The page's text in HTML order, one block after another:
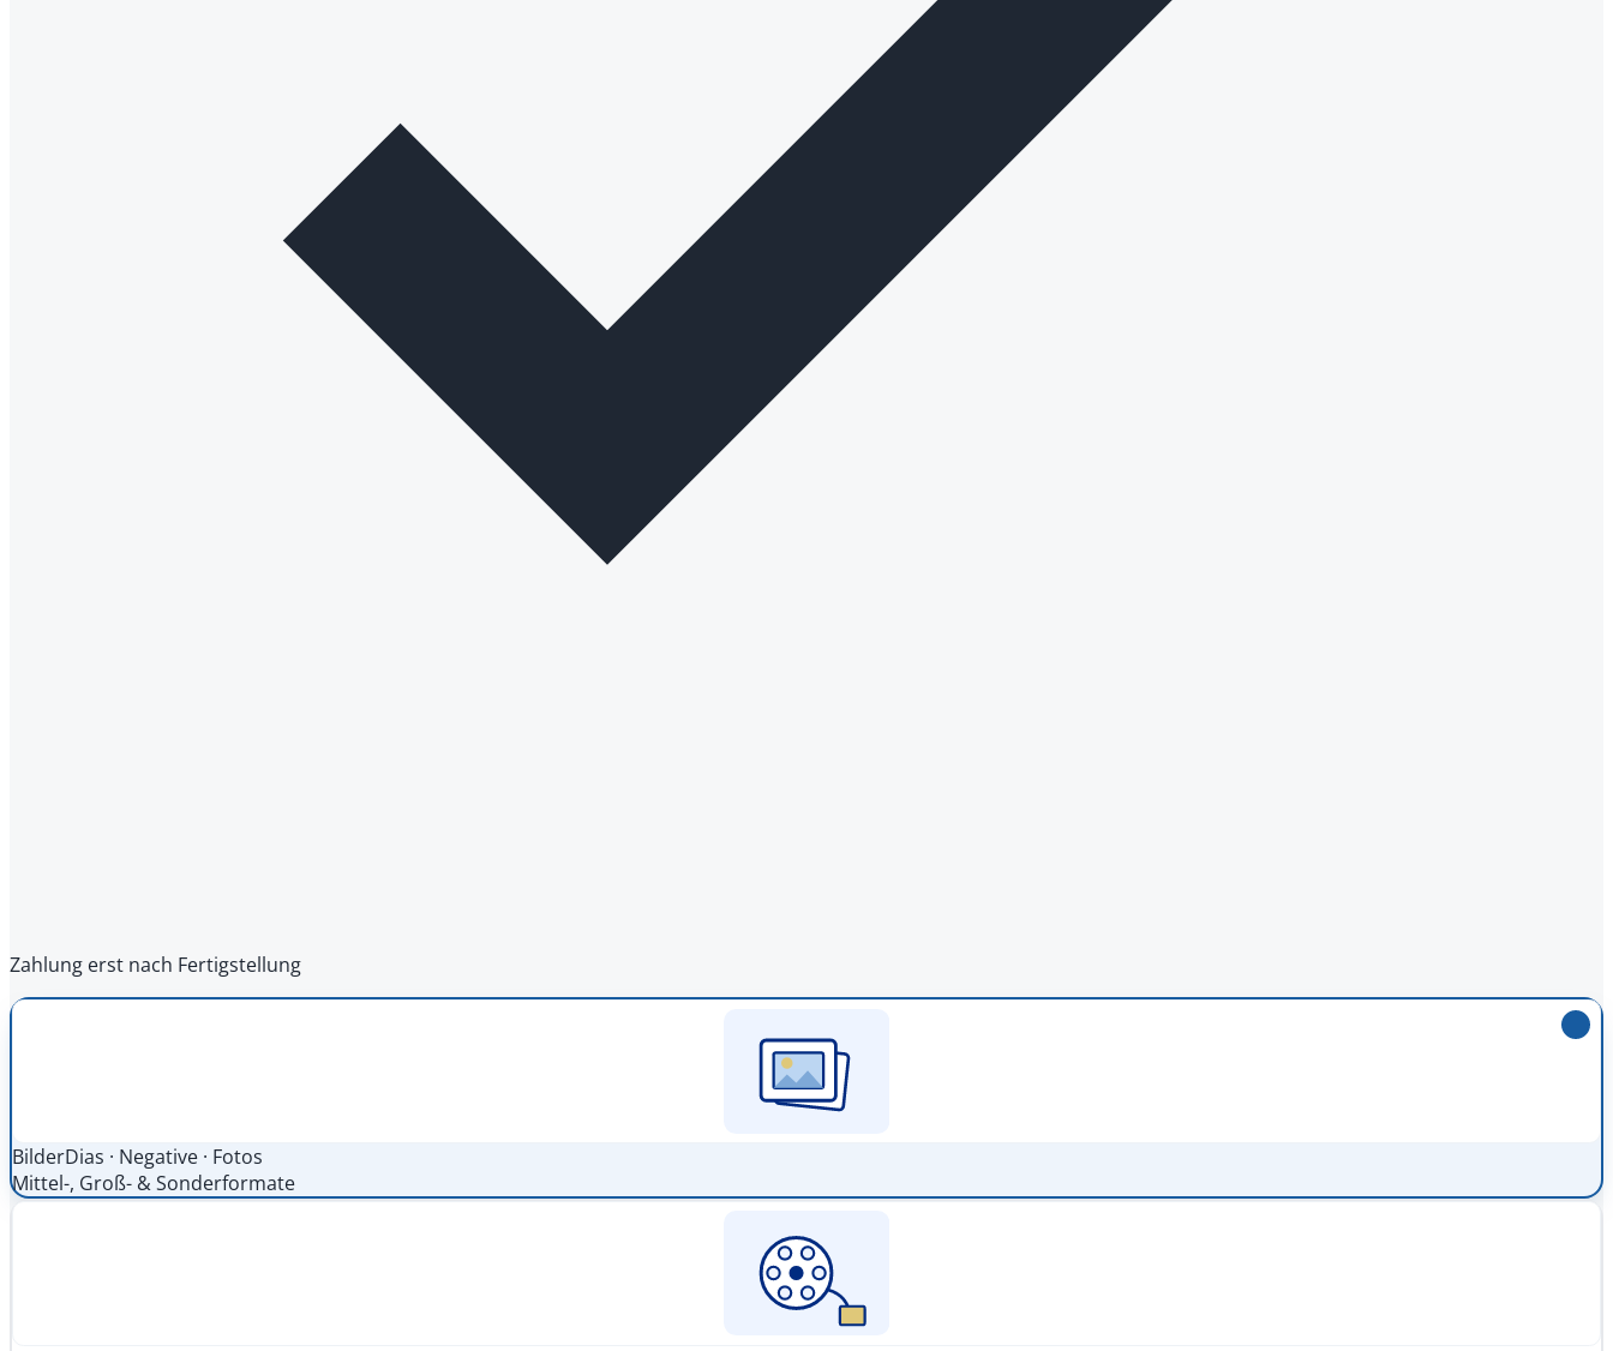
Zahlung erst nach Fertigstellung
BilderDias · Negative · Fotos
Mittel-, Groß- & Sonderformate